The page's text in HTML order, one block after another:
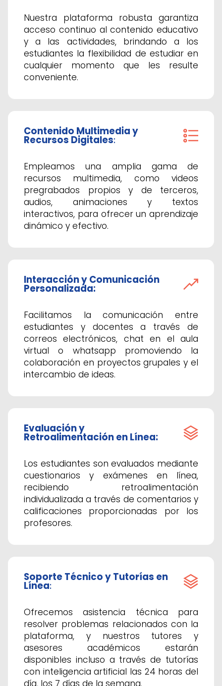
Nuestra plataforma robusta garantiza
acceso continuo al contenido educativo
y a las actividades, brindando a los
estudiantes la flexibilidad de estudiar en
cualquier momento que les resulte
conveniente.
Contenido Multimedia y
Recursos Digitales:
Empleamos una amplia gama de
recursos multimedia, como videos
pregrabados propios y de terceros,
audios, animaciones y textos
interactivos, para ofrecer un aprendizaje
dinámico y efectivo.
Interacción y Comunicación
Personalizada:
Facilitamos la comunicación entre
estudiantes y docentes a través de
correos electrónicos, chat en el aula
virtual o whatsapp promoviendo la
colaboración en proyectos grupales y el
intercambio de ideas.
Evaluación y
Retroalimentación en Línea:
Los estudiantes son evaluados mediante
cuestionarios y exámenes en línea,
recibiendo retroalimentación
individualizada a través de comentarios y
calificaciones proporcionadas por los
profesores.
Soporte Técnico y Tutorías en
Línea:
Ofrecemos asistencia técnica para
resolver problemas relacionados con la
plataforma, y nuestros tutores y
asesores académicos estarán
disponibles incluso a través de tutorías
con inteligencia artificial las 24 horas del
día, los 7 días de la semana.